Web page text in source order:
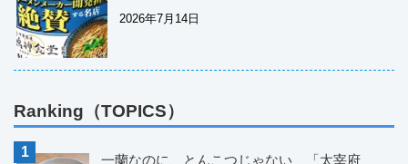
2026年7月14日
Ranking（TOPICS）
一蘭なのに、とんこつじゃない 「太宰府